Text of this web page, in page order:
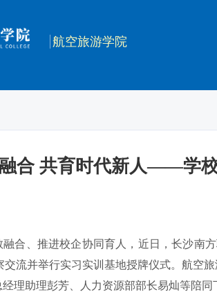
航空旅游学院
合 共育时代新人——学
融合、推进校企协同育人，近日，长沙南
交流并举行实习实训基地授牌仪式。航空
理助理彭芳、人力资源部部长易灿等陪